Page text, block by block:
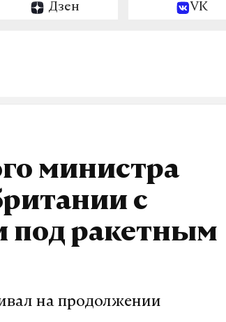
Дзен VK
министра
с
под ракетным
на продолжении